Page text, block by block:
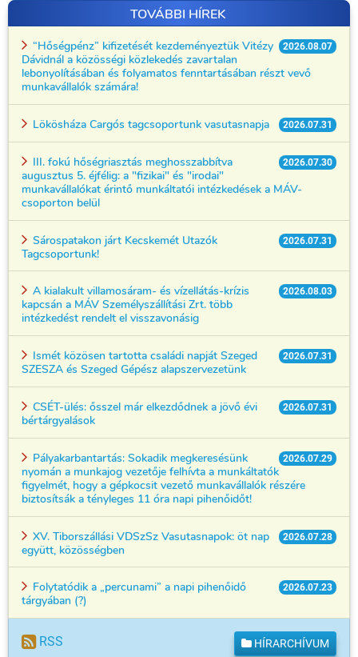
TOVÁBBI HÍREK
2026.08.07
“Hőségpénz” kifizetését kezdeményeztük Vitézy
Dávidnál a közösségi közlekedés zavartalan
lebonyolításában és folyamatos fenntartásában részt vevő
munkavállalók számára!
2026.07.31
Lökösháza Cargós tagcsoportunk vasutasnapja
2026.07.30
III. fokú hőségriasztás meghosszabbítva
augusztus 5. éjfélig: a "fizikai" és "irodai"
munkavállalókat érintő munkáltatói intézkedések a MÁV-
csoporton belül
2026.07.31
Sárospatakon járt Kecskemét Utazók
Tagcsoportunk!
2026.08.03
A kialakult villamosáram- és vízellátás-krízis
kapcsán a MÁV Személyszállítási Zrt. több
intézkedést rendelt el visszavonásig
2026.07.31
Ismét közösen tartotta családi napját Szeged
SZESZA és Szeged Gépész alapszervezetünk
2026.07.31
CSÉT-ülés: ősszel már elkezdődnek a jövő évi
bértárgyalások
2026.07.29
Pályakarbantartás: Sokadik megkeresésünk
nyomán a munkajog vezetője felhívta a munkáltatók
figyelmét, hogy a gépkocsit vezető munkavállalók részére
biztosítsák a tényleges 11 óra napi pihenőidőt!
2026.07.28
XV. Tiborszállási VDSzSz Vasutasnapok: öt nap
együtt, közösségben
2026.07.23
Folytatódik a „percunami” a napi pihenőidő
tárgyában (?)
RSS HÍRARCHÍVUM